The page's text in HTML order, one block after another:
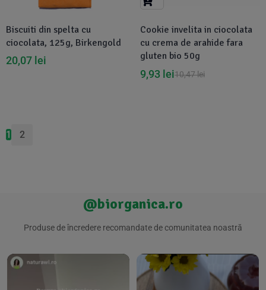
Biscuiti din spelta cu
ciocolata, 125g, Birkengold
20,07 lei
Cookie invelita in ciocolata
cu crema de arahide fara
gluten bio 50g
10,47lei
9,93 lei
1 2
@biorganica.ro
Produse de încredere recomandate de comunitatea noastră